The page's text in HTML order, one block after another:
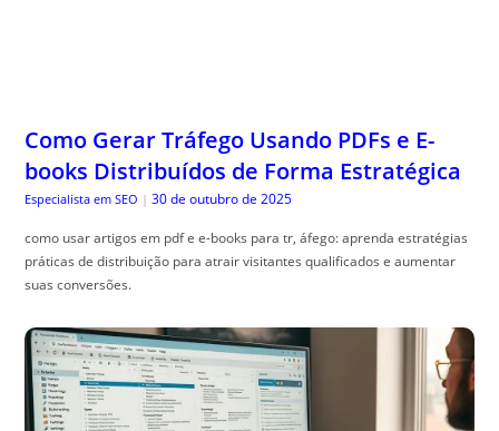
Como Gerar Tráfego Usando PDFs e E-
books Distribuídos de Forma Estratégica
Especialista em SEO | 30 de outubro de 2025
como usar artigos em pdf e e-books para tr, áfego: aprenda estratégias
práticas de distribuição para atrair visitantes qualificados e aumentar
suas conversões.